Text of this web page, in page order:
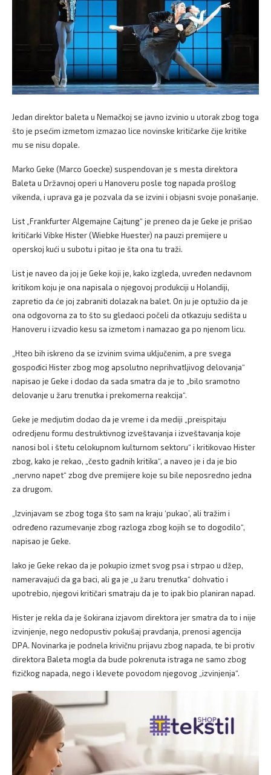
Jedan direktor baleta u Nemačkoj se javno izvinio u utorak zbog toga
što je psećim izmetom izmazao lice novinske kritičarke čije kritike
mu se nisu dopale.
Marko Geke (Marco Goecke) suspendovan je s mesta direktora
Baleta u Državnoj operi u Hanoveru posle tog napada prošlog
vikenda, i uprava ga je pozvala da se izvini i objasni svoje ponašanje.
List „Frankfurter Algemajne Cajtung“ je preneo da je Geke je prišao
kritičarki Vibke Hister (Wiebke Huester) na pauzi premijere u
operskoj kući u subotu i pitao je šta ona tu traži.
List je naveo da joj je Geke koji je, kako izgleda, uvređen nedavnom
kritikom koju je ona napisala o njegovoj produkciji u Holandiji,
zapretio da će joj zabraniti dolazak na balet. On ju je optužio da je
ona odgovorna za to što su gledaoci počeli da otkazuju sedišta u
Hanoveru i izvadio kesu sa izmetom i namazao ga po njenom licu.
„Hteo bih iskreno da se izvinim svima uključenim, a pre svega
gospođici Hister zbog mog apsolutno neprihvatljivog delovanja“
napisao je Geke i dodao da sada smatra da je to „bilo sramotno
delovanje u žaru trenutka i prekomerna reakcija“.
Geke je medjutim dodao da je vreme i da mediji „preispitaju
odredjenu formu destruktivnog izveštavanja i izveštavanja koje
nanosi bol i štetu celokupnom kulturnom sektoru“ i kritikovao Hister
zbog, kako je rekao, „često gadnih kritika“, a naveo je i da je bio
„nervno napet“ zbog dve premijere koje su bile neposredno jedna
za drugom.
„Izvinjavam se zbog toga što sam na kraju ‘pukao’, ali tražim i
određeno razumevanje zbog razloga zbog kojih se to dogodilo“,
napisao je Geke.
Iako je Geke rekao da je pokupio izmet svog psa i strpao u džep,
nameravajući da ga baci, ali ga je „u žaru trenutka“ dohvatio i
upotrebio, njegovi kritičari smatraju da je to ipak bio planiran napad.
Hister je rekla da je šokirana izjavom direktora jer smatra da to i nije
izvinjenje, nego nedopustiv pokušaj pravdanja, prenosi agencija
DPA. Novinarka je podnela krivičnu prijavu zbog napada, te bi protiv
direktora Baleta mogla da bude pokrenuta istraga ne samo zbog
fizičkog napada, nego i klevete povodom njegovog „izvinjenja“.